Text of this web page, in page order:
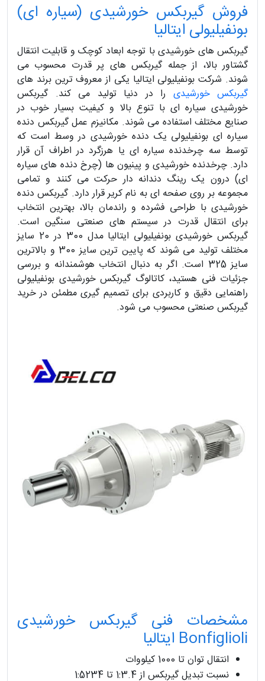
فروش گیربکس خورشیدی (سیاره ای)
بونفیلیولی ایتالیا
گیربکس های خورشیدی با توجه ابعاد کوچک و قابلیت انتقال
گشتاور بالا، از جمله گیربکس های پر قدرت محسوب می
شوند. شرکت بونفیلیولی ایتالیا یکی از معروف ترین برند های
گیربکس خورشیدی را در دنیا تولید می کند. گیربکس
خورشیدی سیاره ای با تنوع بالا و کیفیت بسیار خوب در
صنایع مختلف استفاده می شوند. مکانیزم عمل گیربکس دنده
سیاره ای بونفیلیولی یک دنده خورشیدی در وسط است که
توسط سه چرخدنده سیاره ای یا هرزگرد در اطراف آن قرار
دارد. چرخدنده خورشیدی و پینیون ها (چرخ دنده های سیاره
ای) درون یک رینگ دندانه دار حرکت می کنند و تمامی
مجموعه بر روی صفحه ای به نام کریر قرار دارد. گیربکس دنده
خورشیدی با طراحی فشرده و راندمان بالا، بهترین انتخاب
برای انتقال قدرت در سیستم های صنعتی سنگین است.
گیربکس خورشیدی بونفیلیولی ایتالیا مدل 300 در 20 سایز
مختلف تولید می شوند که پایین ترین سایز 300 و بالاترین
سایز 325 است. اگر به دنبال انتخاب هوشمندانه و بررسی
جزئیات فنی هستید، کاتالوگ گیربکس خورشیدی بونفیلیولی
راهنمایی دقیق و کاربردی برای تصمیم گیری مطمئن در خرید
گیربکس صنعتی محسوب می شود.
مشخصات فنی گیربکس خورشیدی
Bonfiglioli ایتالیا
انتقال توان تا 1000 کیلووات
نسبت تبدیل گیربکس از 1:3.4 تا 1:5234